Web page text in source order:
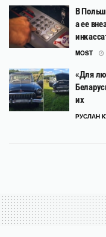
В
а ее
MOST
«Для
их
РУСЛАН